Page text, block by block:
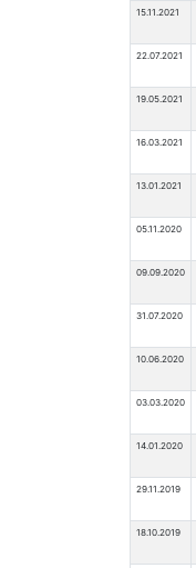
15.11.2021
22.07.2021
19.05.2021
16.03.2021
13.01.2021
05.11.2020
09.09.2020
31.07.2020
10.06.2020
03.03.2020
14.01.2020
29.11.2019
18.10.2019